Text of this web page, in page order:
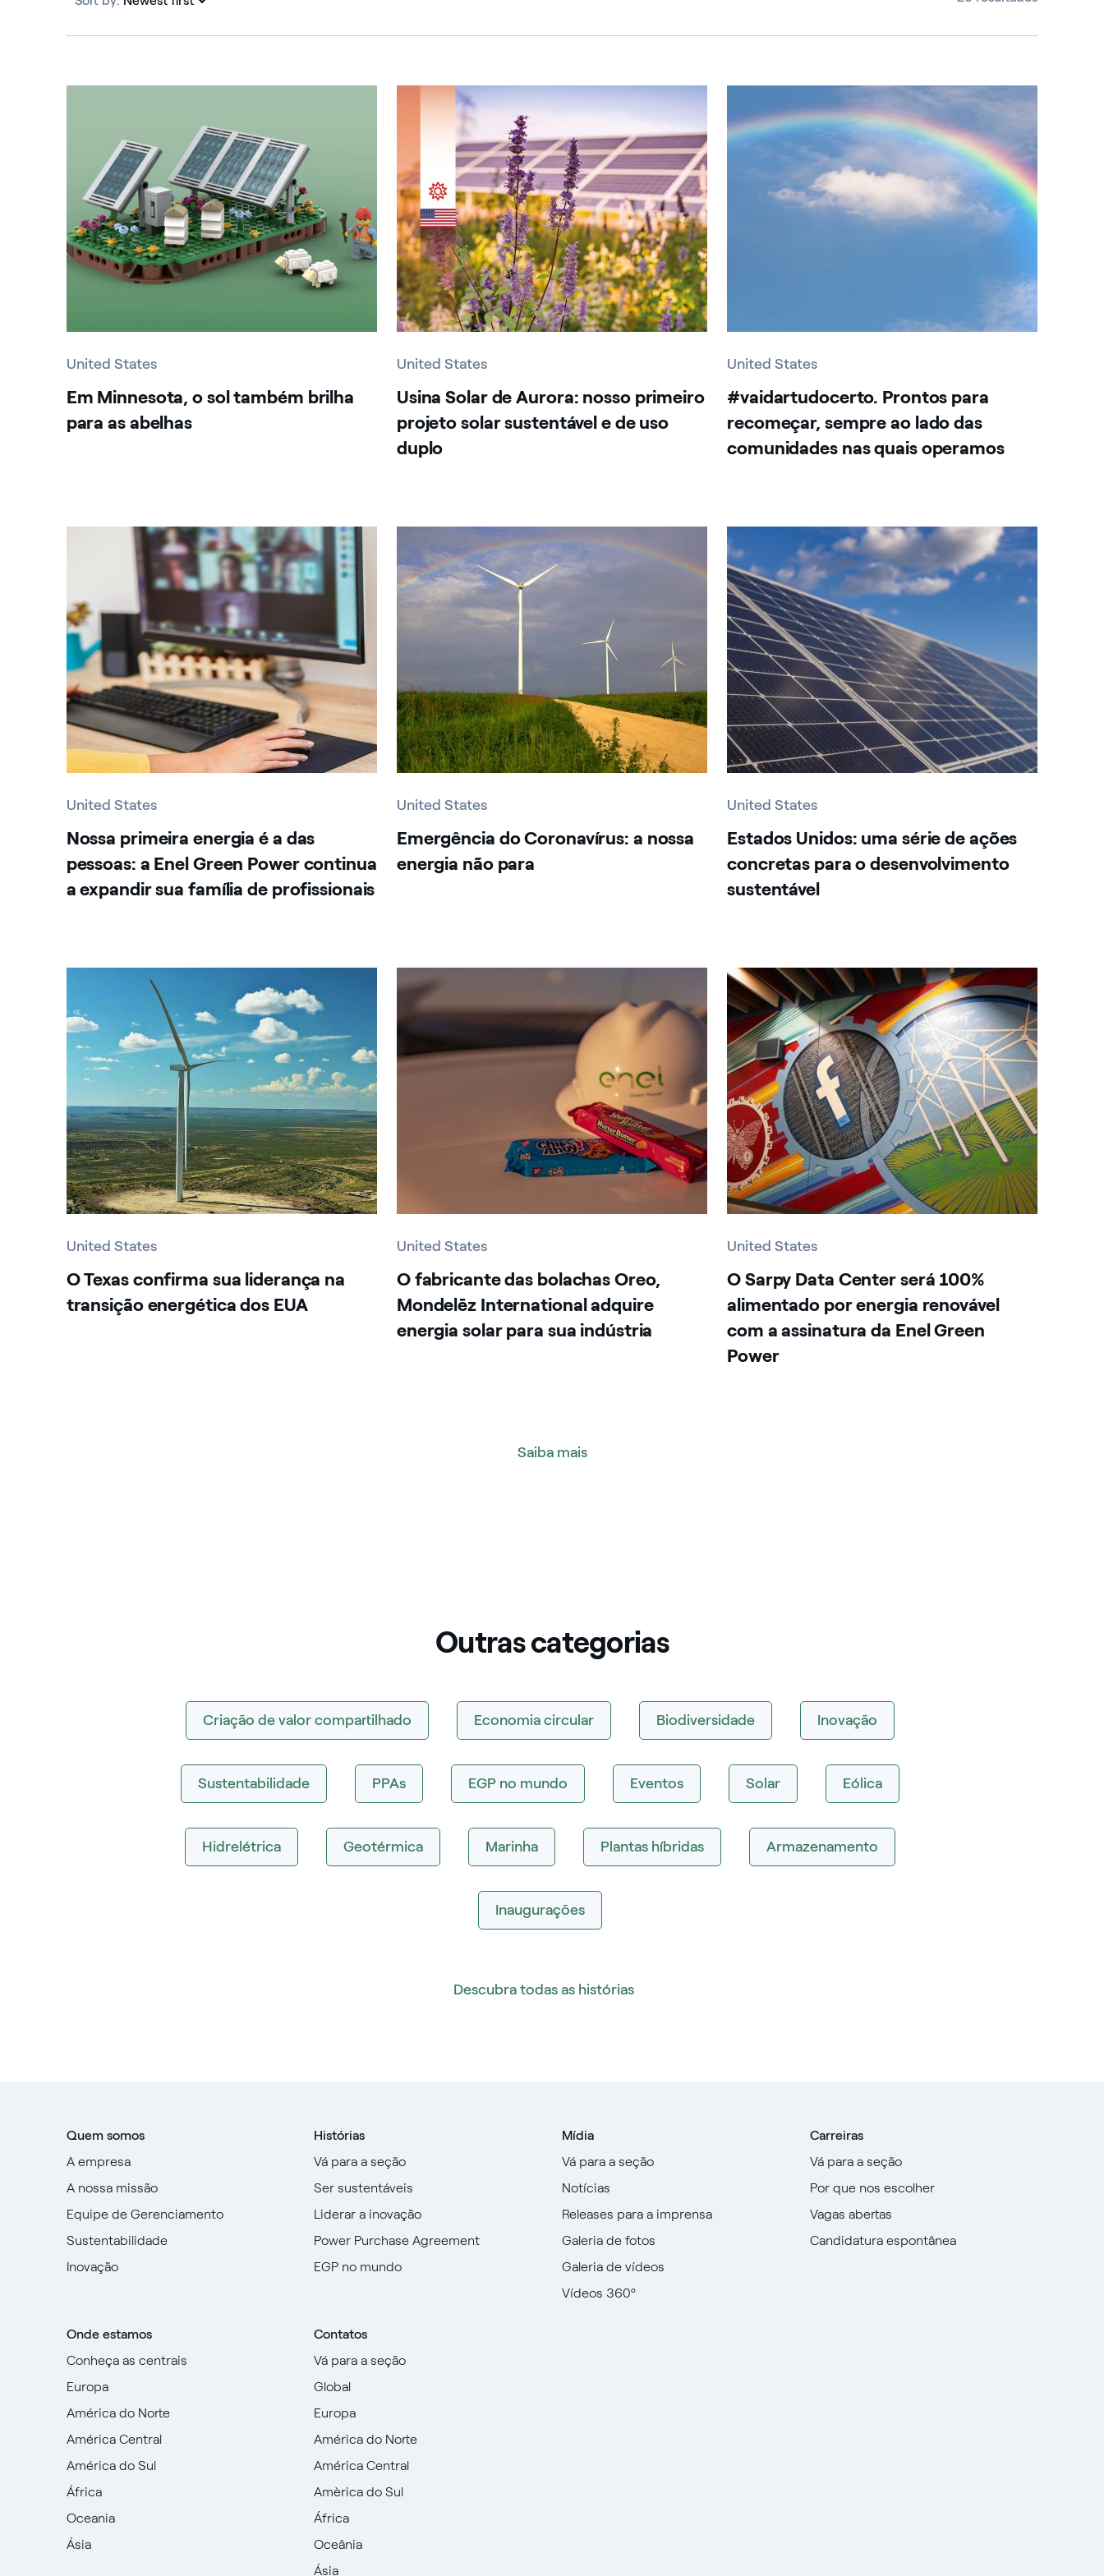
United States
Em Minnesota, o sol também brilha
para as abelhas
United States
United States
Usina Solar de Aurora: nosso primeiro
projeto solar sustentável e de uso
duplo
United States
#vaidartudocerto. Prontos para
recomeçar, sempre ao lado das
comunidades nas quais operamos
United States
United States
Nossa primeira energia é a das
pessoas: a Enel Green Power continua
a expandir sua família de profissionais
United States
Emergência do Coronavírus: a nossa
energia não para
United States
United States
Estados Unidos: uma série de ações
concretas para o desenvolvimento
sustentável
United States
O Texas confirma sua liderança na
transição energética dos EUA
United States
O fabricante das bolachas Oreo,
Mondelēz International adquire
energia solar para sua indústria
United States
United States
O Sarpy Data Center será 100%
alimentado por energia renovável
com a assinatura da Enel Green
Power
Saiba mais
Outras categorias
Criação de valor compartilhado Economia circular Biodiversidade Inovação
Sustentabilidade PPAs EGP no mundo Eventos Solar Eólica
Hidrelétrica Geotérmica Marinha Plantas híbridas Armazenamento
Inaugurações
Descubra todas as histórias
Quem somos
A empresa
A nossa missão
Equipe de Gerenciamento
Sustentabilidade
Inovação
Onde estamos
Conheça as centrais
Europa
América do Norte
América Central
América do Sul
África
Oceania
Ásia
Histórias
Vá para a seção
Ser sustentáveis
Liderar a inovação
Power Purchase Agreement
EGP no mundo
Contatos
Vá para a seção
Global
Europa
América do Norte
América Central
Amèrica do Sul
África
Oceânia
Ásia
Mídia
Vá para a seção
Notícias
Releases para a imprensa
Galeria de fotos
Galeria de vídeos
Vídeos 360º
Carreiras
Vá para a seção
Por que nos escolher
Vagas abertas
Candidatura espontânea